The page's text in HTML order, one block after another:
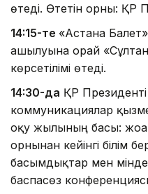
өтеді. Өтетін орны: ҚР
14:15-те «Астана
ашылуына орай «Сұлтан
көрсетілімі өтеді.
14:30-да ҚР
коммуникациялар
оқу жылының басы:
орнынан кейінгі білім
басымдықтар мен
баспасөз